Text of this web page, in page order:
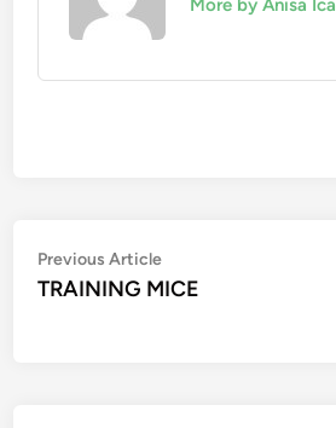
More by Anisa Ica
Post
navigation
Previous ArticlePrevious
article:
TRAINING MICE